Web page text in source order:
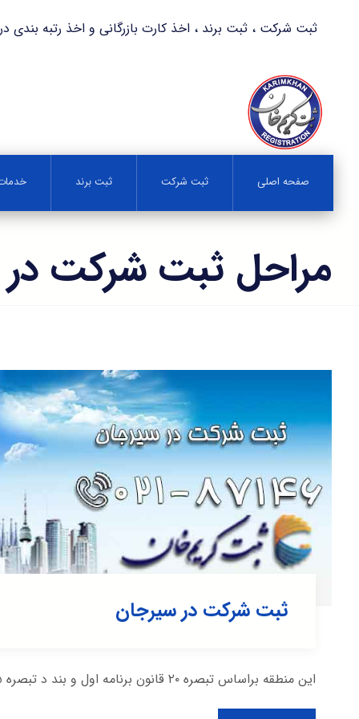
ثبت شرکت ، ثبت برند ، اخذ کارت بازرگانی و اخذ رتبه بندی در کمترین
صفحه اصلی ثبت شرکت ثبت برند
مراحل ثبت شرکت
ثبت شرکت در سیرجان
این منطقه براساس تبصره ۲۰ قانون برنامه اول و بند د تبصره ۲۵ برنامه دوم رسمیت یافت و از شهریور ...